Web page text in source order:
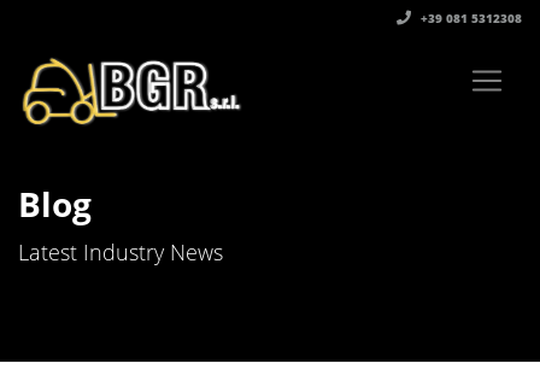
+39 081 5312308‬
Blog
Latest Industry News